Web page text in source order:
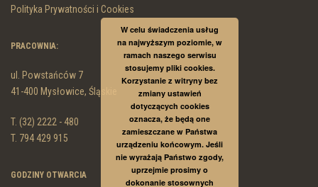
Polityka Prywatności i Cookies
PRACOWNIA:
ul. Powstańców 7
41-400 Mysłowice, Śląskie
T. (32) 2222 - 480
T. 794 429 915
GODZINY OTWARCIA
W celu świadczenia usług
na najwyższym poziomie, w
ramach naszego serwisu
stosujemy pliki cookies.
Korzystanie z witryny bez
zmiany ustawień
dotyczących cookies
oznacza, że będą one
zamieszczane w Państwa
urządzeniu końcowym. Jeśli
nie wyrażają Państwo zgody,
uprzejmie prosimy o
dokonanie stosownych